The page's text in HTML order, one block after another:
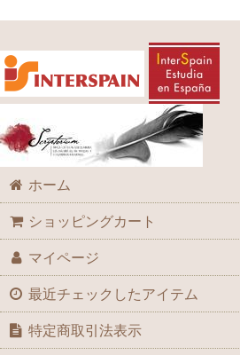
ホーム
ショッピングカート
マイページ
最近チェックしたアイテム
特定商取引法表示